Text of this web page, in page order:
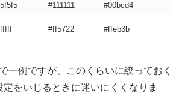
#111111
#00bcd4
#ff5722 #ffeb3b
一例ですが、このくらいに絞っておく
をいじるときに迷いにくくなりま